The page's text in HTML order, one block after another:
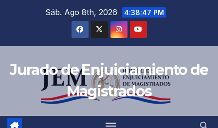
Sáb. Ago 8th, 2026 4:38:48 PM
Jurado de Enjuiciamiento de
Magistrados